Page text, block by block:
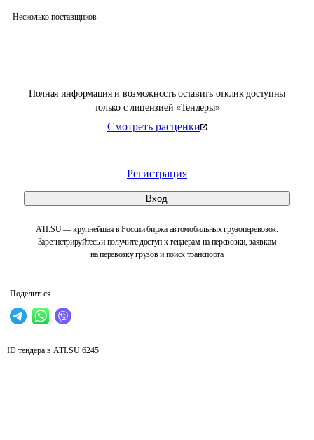
Полная информация и возможность оставить отклик доступны
только с лицензией «Тендеры»
Смотреть расценки
Регистрация
Вход
ATI.SU — крупнейшая в России биржа автомобильных грузоперевозок.
Зарегистрируйтесь и получите доступ к тендерам на перевозки, заявкам
на перевозку грузов и поиск транспорта
Поделиться
Несколько поставщиков
ID тендера в ATI.SU 6245